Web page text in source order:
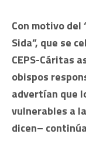
Con motivo del
Sida”, que se
CEPS-Cáritas
obispos
advertían que
vulnerables a
dicen–